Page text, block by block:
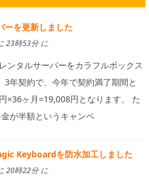
ーを更新しました
23時53分 に
ンタルサーバーをカラフルボックス
3年契約で、今年で契約満了期間と
×36ヶ月=19,008円となります。 た
が半額というキャンペ
Keyboardを防水加工しました
20時22分 に